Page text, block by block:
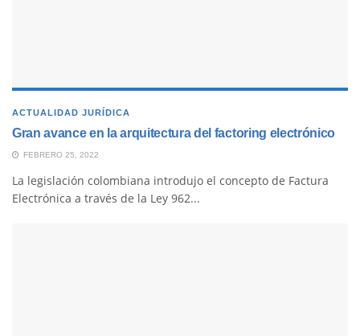
ACTUALIDAD JURÍDICA
Gran avance en la arquitectura del factoring electrónico
FEBRERO 25, 2022
La legislación colombiana introdujo el concepto de Factura
Electrónica a través de la Ley 962...